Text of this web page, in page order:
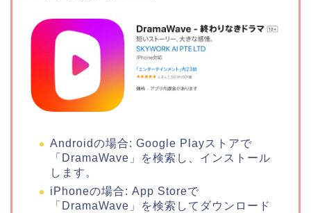
Androidの場合: Google Playストアで
「DramaWave」を検索し、インストール
します。
iPhoneの場合: App Storeで
「DramaWave」を検索してダウンロード